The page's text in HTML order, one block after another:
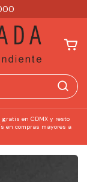
gratis en CDMX y resto
en compras mayores a